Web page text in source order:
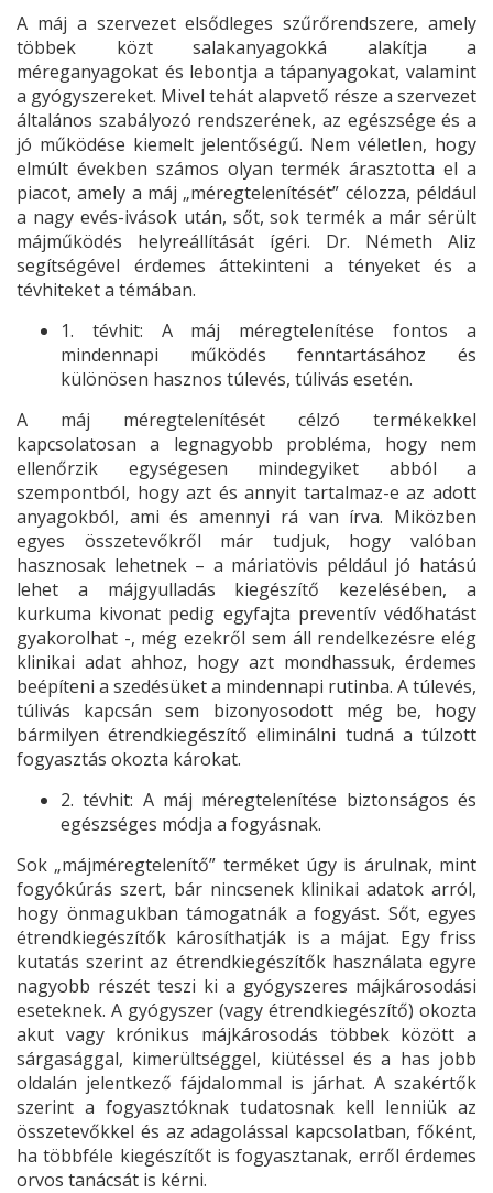
A máj a szervezet elsődleges szűrőrendszere, amely
többek közt salakanyagokká alakítja a
méreganyagokat és lebontja a tápanyagokat, valamint
a gyógyszereket. Mivel tehát alapvető része a szervezet
általános szabályozó rendszerének, az egészsége és a
jó működése kiemelt jelentőségű. Nem véletlen, hogy
elmúlt években számos olyan termék árasztotta el a
piacot, amely a máj „méregtelenítését” célozza, például
a nagy evés-ivások után, sőt, sok termék a már sérült
májműködés helyreállítását ígéri. Dr. Németh Aliz
segítségével érdemes áttekinteni a tényeket és a
tévhiteket a témában.
1. tévhit: A máj méregtelenítése fontos a
mindennapi működés fenntartásához és
különösen hasznos túlevés, túlivás esetén.
A máj méregtelenítését célzó termékekkel
kapcsolatosan a legnagyobb probléma, hogy nem
ellenőrzik egységesen mindegyiket abból a
szempontból, hogy azt és annyit tartalmaz-e az adott
anyagokból, ami és amennyi rá van írva. Miközben
egyes összetevőkről már tudjuk, hogy valóban
hasznosak lehetnek – a máriatövis például jó hatású
lehet a májgyulladás kiegészítő kezelésében, a
kurkuma kivonat pedig egyfajta preventív védőhatást
gyakorolhat -, még ezekről sem áll rendelkezésre elég
klinikai adat ahhoz, hogy azt mondhassuk, érdemes
beépíteni a szedésüket a mindennapi rutinba. A túlevés,
túlivás kapcsán sem bizonyosodott még be, hogy
bármilyen étrendkiegészítő eliminálni tudná a túlzott
fogyasztás okozta károkat.
2. tévhit: A máj méregtelenítése biztonságos és
egészséges módja a fogyásnak.
Sok „májméregtelenítő” terméket úgy is árulnak, mint
fogyókúrás szert, bár nincsenek klinikai adatok arról,
hogy önmagukban támogatnák a fogyást. Sőt, egyes
étrendkiegészítők károsíthatják is a májat. Egy friss
kutatás szerint az étrendkiegészítők használata egyre
nagyobb részét teszi ki a gyógyszeres májkárosodási
eseteknek. A gyógyszer (vagy étrendkiegészítő) okozta
akut vagy krónikus májkárosodás többek között a
sárgasággal, kimerültséggel, kiütéssel és a has jobb
oldalán jelentkező fájdalommal is járhat. A szakértők
szerint a fogyasztóknak tudatosnak kell lenniük az
összetevőkkel és az adagolással kapcsolatban, főként,
ha többféle kiegészítőt is fogyasztanak, erről érdemes
orvos tanácsát is kérni.